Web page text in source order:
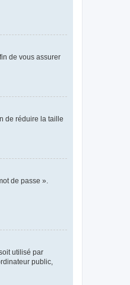
de vous assurer
de réduire la taille
de passe ».
utilisé par
public,